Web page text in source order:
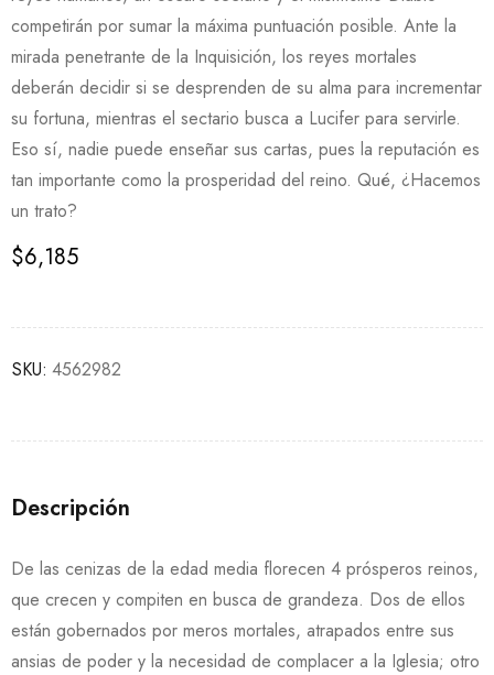
competirán por sumar la máxima puntuación posible. Ante la
mirada penetrante de la Inquisición, los reyes mortales
deberán decidir si se desprenden de su alma para incrementar
su fortuna, mientras el sectario busca a Lucifer para servirle.
Eso sí, nadie puede enseñar sus cartas, pues la reputación es
tan importante como la prosperidad del reino. Qué, ¿Hacemos
un trato?
$6,185
SKU: 4562982
Descripción
De las cenizas de la edad media florecen 4 prósperos reinos,
que crecen y compiten en busca de grandeza. Dos de ellos
están gobernados por meros mortales, atrapados entre sus
ansias de poder y la necesidad de complacer a la Iglesia; otro